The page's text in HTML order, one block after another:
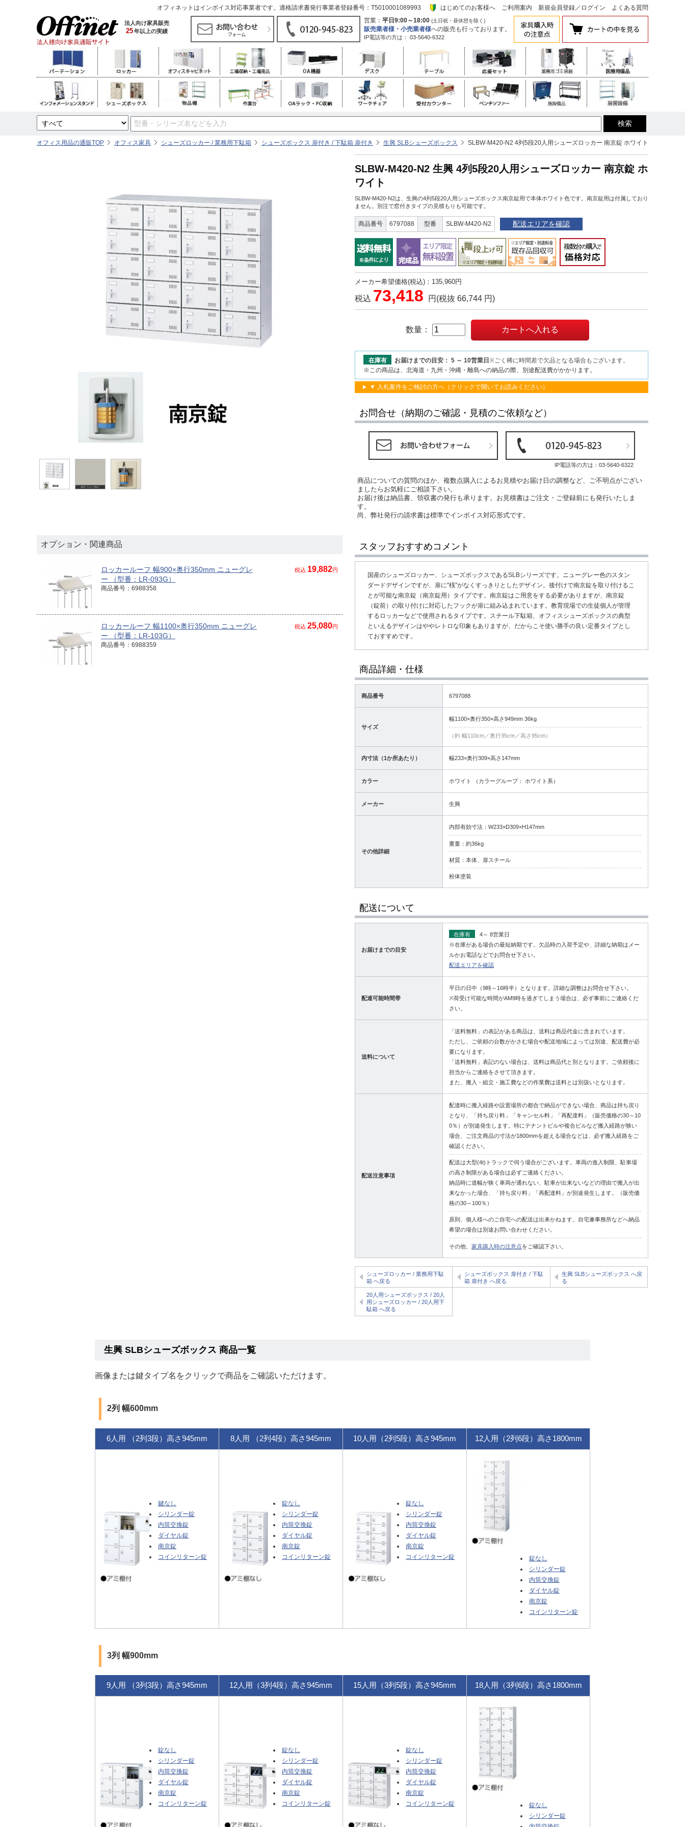
オフィネットはインボイス対応事業者です。適格請求書発行事業者登録番号：T5010001089993 はじめてのお客様へ ご利用案内 新規会員登録／ ログイン よくある質問
法人向け家具販売
25年以上の実績
営業： 平日9:00～18:00 (土日祝・昼休憩を除く)
販売業者様・小売業者様への販売も行っております。
IP電話等の方は： 03-5640-6322
オフィス用品の通販TOP オフィス家具 シューズロッカー / 業務用下駄箱 シューズボックス 扉付き / 下駄箱 扉付き 生興 SLBシューズボックス SLBW-M420-N2 4列5段20人用シューズロッカー 南京錠 ホワイト
SLBW-M420-N2 生興 4列5段20人用シューズロッカー 南京錠 ホ
ワイト
SLBW-M420-N2は、生興の4列5段20人用シューズボックス南京錠用で本体ホワイト色です。南京錠用は付属しており
ません。別注で窓付きタイプの見積もりも可能です。
商品番号 6797088 型番 SLBW-M420-N2 配送エリアを確認
メーカー希望価格(税込)：135,960円
税込 73,418 円 (税抜 66,744 円)
数量：
在庫有 お届けまでの目安： 5 ～ 10営業日※ごく稀に時間差で欠品となる場合もございます。
※この商品は、北海道・九州・沖縄・離島への納品の際、別途配送費がかかります。
▼ 入札案件をご検討の方へ（クリックで開いてお読みください）
お問合せ（納期のご確認・見積のご依頼など）
IP電話等の方は： 03-5640-6322
商品についての質問のほか、複数点購入によるお見積やお届け日の調整など、ご不明点がござい
ましたらお気軽にご相談下さい。
お届け後は納品書、領収書の発行も承ります。お見積書はご注文・ご登録前にも発行いたしま
す。
尚、弊社発行の請求書は標準でインボイス対応形式です。
オプション・関連商品
ロッカールーフ 幅900×奥行350mm ニューグレ
ー （型番：LR-093G）
商品番号：6988358
税込 19,882円
ロッカールーフ 幅1100×奥行350mm ニューグレ
ー （型番：LR-103G）
商品番号：6988359
税込 25,080円
スタッフおすすめコメント
国産のシューズロッカー、シューズボックスであるSLBシリーズです。ニューグレー色のスタン
ダードデザインですが、扉に"桟"がなくすっきりとしたデザイン。後付けで南京錠を取り付けるこ
とが可能な南京錠（南京錠用）タイプです。南京錠はご用意をする必要がありますが、南京錠
（錠前）の取り付けに対応したフックが扉に組み込まれています。教育現場での生徒個人が管理
するロッカーなどで使用されるタイプです。スチール下駄箱、オフィスシューズボックスの典型
といえるデザインはややレトロな印象もありますが、だからこそ使い勝手の良い定番タイプとし
ておすすめです。
商品詳細・仕様
商品番号 6797088
サイズ
幅1100×奥行350×高さ949mm 36kg
（約 幅110cm／奥行35cm／高さ95cm）
内寸法（1か所あたり） 幅233×奥行309×高さ147mm
カラー ホワイト （カラーグループ： ホワイト系）
メーカー 生興
その他詳細
内部有効寸法：W233×D309×H147mm
重量：約36kg
材質：本体、扉スチール
粉体塗装
配送について
お届けまでの目安
在庫有
4～ 8営業日
※在庫がある場合の最短納期です。欠品時の入荷予定や、詳細な納期はメー
ルかお電話などでお問合せ下さい。
配送エリアを確認
配達可能時間帯
平日の日中（9時～16時半）となります。詳細な調整はお問合せ下さい。
※荷受け可能な時間がAM9時を過ぎてしまう場合は、必ず事前にご連絡くだ
さい。
送料について
「送料無料」の表記がある商品は、送料は商品代金に含まれています。
ただし、ご依頼の台数がかさむ場合や配送地域によっては別途、配送費が必
要になります。
「送料無料」表記のない場合は、送料は商品代と別となります。ご依頼後に
担当からご連絡をさせて頂きます。
また、搬入・組立・施工費などの作業費は送料とは別扱いとなります。
配送注意事項
配達時に搬入経路や設置場所の都合で納品ができない場合、商品は持ち戻り
となり、「持ち戻り料」「キャンセル料」「再配達料」（販売価格の30～10
0％）が別途発生します。特にテナントビルや複合ビルなど搬入経路が狭い
場合、ご注文商品の寸法が1800mmを超える場合などは、必ず搬入経路をご
確認ください。
配送は大型(4t)トラックで伺う場合がございます。車両の進入制限、駐車場
の高さ制限がある場合は必ずご連絡ください。
納品時に道幅が狭く車両が通れない、駐車が出来ないなどの理由で搬入が出
来なかった場合、「持ち戻り料」「再配達料」が別途発生します。（販売価
格の30～100％）
原則、個人様へのご自宅への配送は出来かねます。自宅兼事務所などへ納品
希望の場合は別途お問い合わせください。
その他、 家具購入時の注意点をご確認下さい。
シューズロッカー / 業務用下駄
箱 へ戻る
シューズボックス 扉付き / 下駄
箱 扉付き へ戻る
生興 SLBシューズボックス へ戻
る
20人用シューズボックス / 20人
用シューズロッカー / 20人用下
駄箱 へ戻る
生興 SLBシューズボックス 商品一覧
画像または鍵タイプ名をクリックで商品をご確認いただけます。
2列 幅600mm
6人用 （2列3段）高さ945mm 8人用 （2列4段）高さ945mm 10人用（2列5段）高さ945mm 12人用（2列6段）高さ1800mm
鍵なし
シリンダー錠
内筒交換錠
ダイヤル錠
南京錠
コインリターン錠
錠なし
シリンダー錠
内筒交換錠
ダイヤル錠
南京錠
コインリターン錠
錠なし
シリンダー錠
内筒交換錠
ダイヤル錠
南京錠
コインリターン錠
錠なし
シリンダー錠
内筒交換錠
ダイヤル錠
南京錠
コインリターン錠
3列 幅900mm
9人用 （3列3段）高さ945mm 12人用（3列4段）高さ945mm 15人用（3列5段）高さ945mm 18人用（3列6段）高さ1800mm
錠なし
シリンダー錠
内筒交換錠
ダイヤル錠
南京錠
コインリターン錠
錠なし
シリンダー錠
内筒交換錠
ダイヤル錠
南京錠
コインリターン錠
錠なし
シリンダー錠
内筒交換錠
ダイヤル錠
南京錠
コインリターン錠
錠なし
シリンダー錠